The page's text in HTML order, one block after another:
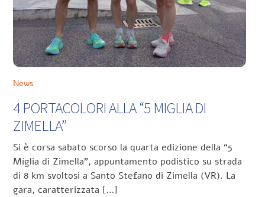
News
4 PORTACOLORI ALLA “5 MIGLIA DI
ZIMELLA”
Si è corsa sabato scorso la quarta edizione della “5
Miglia di Zimella”, appuntamento podistico su strada
di 8 km svoltosi a Santo Stefano di Zimella (VR). La
gara, caratterizzata […]